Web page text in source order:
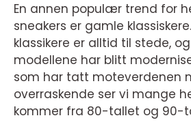
En annen populær trend for
sneakers er gamle
klassikere er alltid til stede,
modellene har blitt
som har tatt moteverdenen
overraskende ser vi mange
kommer fra 80-tallet og 90-